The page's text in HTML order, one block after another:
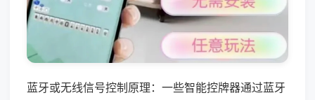
蓝牙或无线信号控制原理：一些智能控牌器通过蓝牙